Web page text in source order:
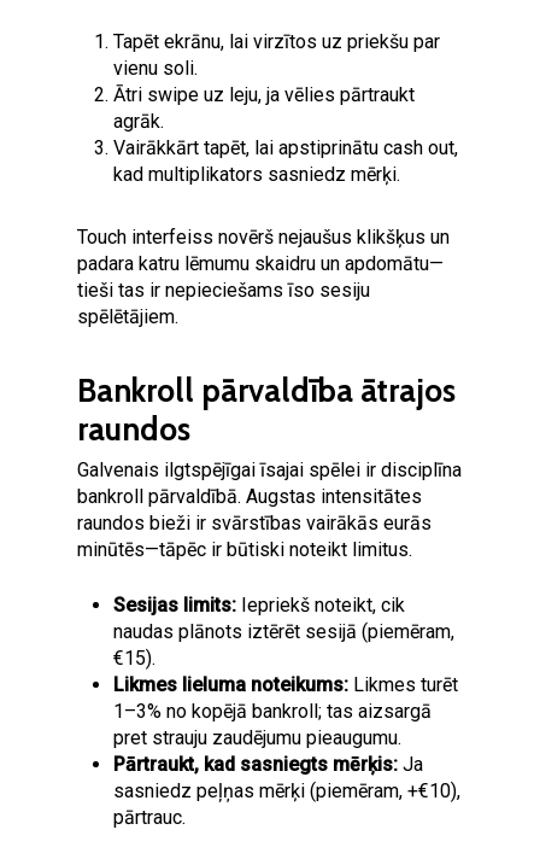
Tapēt ekrānu, lai virzītos uz priekšu par
vienu soli.
Ātri swipe uz leju, ja vēlies pārtraukt
agrāk.
Vairākkārt tapēt, lai apstiprinātu cash out,
kad multiplikators sasniedz mērķi.
Touch interfeiss novērš nejaušus klikšķus un
padara katru lēmumu skaidru un apdomātu—
tieši tas ir nepieciešams īso sesiju
spēlētājiem.
Bankroll pārvaldība ātrajos
raundos
Galvenais ilgtspējīgai īsajai spēlei ir disciplīna
bankroll pārvaldībā. Augstas intensitātes
raundos bieži ir svārstības vairākās eurās
minūtēs—tāpēc ir būtiski noteikt limitus.
Sesijas limits: Iepriekš noteikt, cik
naudas plānots iztērēt sesijā (piemēram,
€15).
Likmes lieluma noteikums: Likmes turēt
1–3% no kopējā bankroll; tas aizsargā
pret strauju zaudējumu pieaugumu.
Pārtraukt, kad sasniegts mērķis: Ja
sasniedz peļņas mērķi (piemēram, +€10),
pārtrauc.